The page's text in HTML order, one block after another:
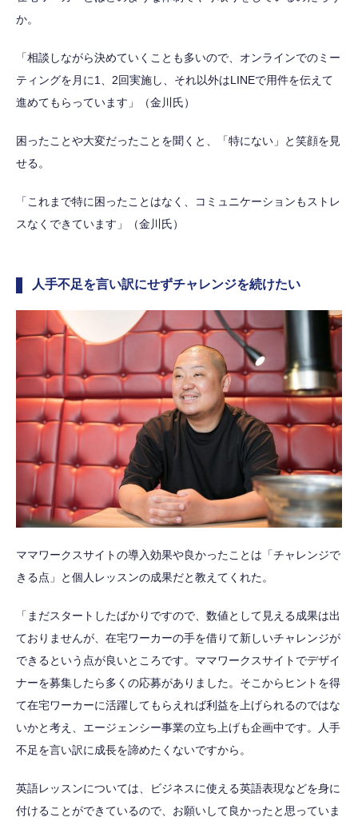
か。
「相談しながら決めていくことも多いので、オンラインでのミー
ティングを月に1、2回実施し、それ以外はLINEで用件を伝えて
進めてもらっています」（金川氏）
困ったことや大変だったことを聞くと、「特にない」と笑顔を見
せる。
「これまで特に困ったことはなく、コミュニケーションもストレ
スなくできています」（金川氏）
人手不足を言い訳にせずチャレンジを続けたい
ママワークスサイトの導入効果や良かったことは「チャレンジで
きる点」と個人レッスンの成果だと教えてくれた。
「まだスタートしたばかりですので、数値として見える成果は出
ておりませんが、在宅ワーカーの手を借りて新しいチャレンジが
できるという点が良いところです。ママワークスサイトでデザイ
ナーを募集したら多くの応募がありました。そこからヒントを得
て在宅ワーカーに活躍してもらえれば利益を上げられるのではな
いかと考え、エージェンシー事業の立ち上げも企画中です。人手
不足を言い訳に成長を諦めたくないですから。
英語レッスンについては、ビジネスに使える英語表現などを身に
付けることができているので、お願いして良かったと思っていま